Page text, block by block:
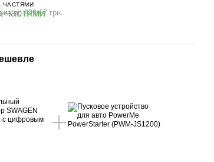
ЧАСТЯМИ
по 499.67 грн